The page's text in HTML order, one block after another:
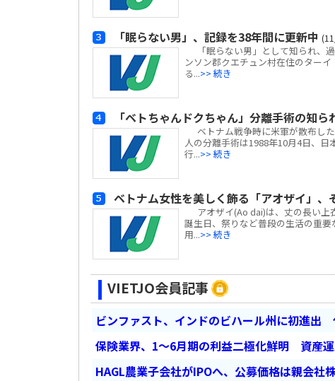
「眠らない男」、記録を38年間に更新中
「眠らない男」として知られ、
ンソン郡クエチュン村在住のター
る...>> 続き
「ベトちゃんドクちゃん」分離手術の知ら
ベトナム戦争時に米軍が散布し
人の分離手術は1988年10月4日、
行...>> 続き
ベトナム女性を美しく飾る「アオザイ」、
アオザイ(Ao dai)は、丈の長い上
誕生日、祭りなど普段の生活の重
用...>> 続き
VIETJO会員記事
ビンファスト、インドのビハール州に初進出
保険業界、1～6月期の利益二極化鮮明 資産
HAGL農業子会社がIPOへ、公募価格は親会社